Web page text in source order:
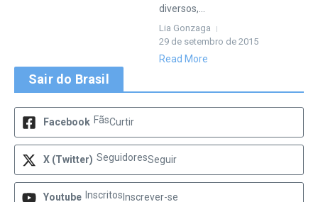
diversos,...
Lia Gonzaga
29 de setembro de 2015
Read More
Sair do Brasil
Facebook FãsCurtir
X (Twitter) SeguidoresSeguir
Youtube Inscritos Inscrever-se